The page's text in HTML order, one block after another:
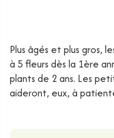
Plus âgés et plus gros,
à 5 fleurs dès la 1ère
plants de 2 ans. Les
aideront, eux, à